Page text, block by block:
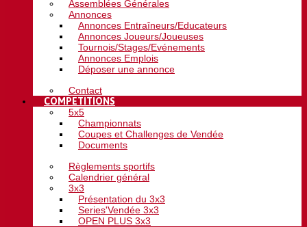
Assemblées Générales
Annonces
Annonces Entraîneurs/Educateurs
Annonces Joueurs/Joueuses
Tournois/Stages/Evénements
Annonces Emplois
Déposer une annonce
Contact
COMPETITIONS
5x5
Championnats
Coupes et Challenges de Vendée
Documents
Règlements sportifs
Calendrier général
3x3
Présentation du 3x3
Series'Vendée 3x3
OPEN PLUS 3x3